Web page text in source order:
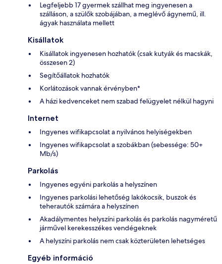
Legfeljebb 17 gyermek szállhat meg ingyenesen a
szálláson, a szülők szobájában, a meglévő ágynemű, ill.
ágyak használata mellett
Kisállatok
Kisállatok ingyenesen hozhatók (csak kutyák és macskák,
összesen 2)
Segítőállatok hozhatók
Korlátozások vannak érvényben*
A házi kedvenceket nem szabad felügyelet nélkül hagyni
Internet
Ingyenes wifikapcsolat a nyilvános helyiségekben
Ingyenes wifikapcsolat a szobákban (sebessége: 50+
Mb/s)
Parkolás
Ingyenes egyéni parkolás a helyszínen
Ingyenes parkolási lehetőség lakókocsik, buszok és
teherautók számára a helyszínen
Akadálymentes helyszíni parkolás és parkolás nagyméretű
járművel kerekesszékes vendégeknek
A helyszíni parkolás nem csak közterületen lehetséges
Egyéb információ